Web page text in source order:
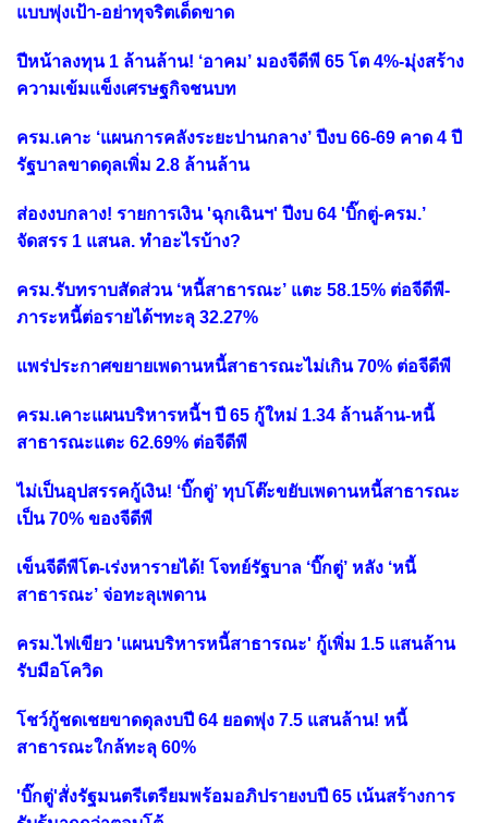
แบบพุ่งเป้า-อย่าทุจริตเด็ดขาด
ปีหน้าลงทุน 1 ล้านล้าน! ‘อาคม’ มองจีดีพี 65 โต 4%-มุ่งสร้าง
ความเข้มแข็งเศรษฐกิจชนบท
ครม.เคาะ ‘แผนการคลังระยะปานกลาง’ ปีงบ 66-69 คาด 4 ปี
รัฐบาลขาดดุลเพิ่ม 2.8 ล้านล้าน
ส่องงบกลาง! รายการเงิน 'ฉุกเฉินฯ' ปีงบ 64 'บิ๊กตู่-ครม.’
จัดสรร 1 แสนล. ทำอะไรบ้าง?
ครม.รับทราบสัดส่วน ‘หนี้สาธารณะ’ แตะ 58.15% ต่อจีดีพี-
ภาระหนี้ต่อรายได้ฯทะลุ 32.27%
แพร่ประกาศขยายเพดานหนี้สาธารณะไม่เกิน 70% ต่อจีดีพี
ครม.เคาะแผนบริหารหนี้ฯ ปี 65 กู้ใหม่ 1.34 ล้านล้าน-หนี้
สาธารณะแตะ 62.69% ต่อจีดีพี
ไม่เป็นอุปสรรคกู้เงิน! ‘บิ๊กตู่’ ทุบโต๊ะขยับเพดานหนี้สาธารณะ
เป็น 70% ของจีดีพี
เข็นจีดีพีโต-เร่งหารายได้! โจทย์รัฐบาล ‘บิ๊กตู่’ หลัง ‘หนี้
สาธารณะ’ จ่อทะลุเพดาน
ครม.ไฟเขียว 'แผนบริหารหนี้สาธารณะ' กู้เพิ่ม 1.5 แสนล้าน
รับมือโควิด
โชว์กู้ชดเชยขาดดุลงบปี 64 ยอดพุ่ง 7.5 แสนล้าน! หนี้
สาธารณะใกล้ทะลุ 60%
'บิ๊กตู่'สั่งรัฐมนตรีเตรียมพร้อมอภิปรายงบปี 65 เน้นสร้างการ